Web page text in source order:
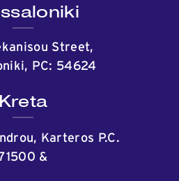
Street,
PC: 54624
Kreta
Karteros P.C.
&